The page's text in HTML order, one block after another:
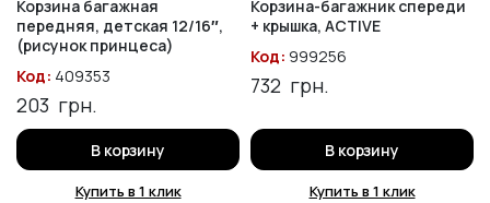
Корзина багажная
передняя, детская 12/16″,
(рисунок принцеса)
Код: 409353
203 грн.
В корзину
Купить в 1 клик
Корзина-багажник спереди
+ крышка, ACTIVE
Код: 999256
732 грн.
В корзину
Купить в 1 клик